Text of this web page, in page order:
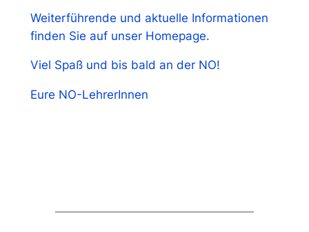
Weiterführende und aktuelle Informationen
finden Sie auf unser Homepage.
Viel Spaß und bis bald an der NO!
Eure NO-LehrerInnen